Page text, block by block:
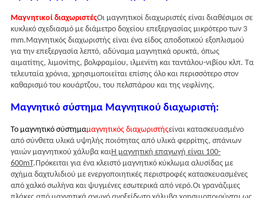
Μαγνητικοί διαχωριστέςΟι μαγνητικοί διαχωριστές είναι διαθέσιμοι σε
κυκλικό σχεδιασμό με διάμετρο δοχείου επεξεργασίας μικρότερο των 3
mm.Μαγνητικός διαχωριστής είναι ένα είδος αποδοτικού εξοπλισμού
για την επεξεργασία λεπτό, αδύναμα μαγνητικά ορυκτά, όπως
αιματίτης, λιμονίτης, βολφραμίου, ιλμενίτη και ταντάλου-νιβίου κλπ. Τα
τελευταία χρόνια, χρησιμοποιείται επίσης όλο και περισσότερο στον
καθαρισμό του κουάρτζου, του πελσπάρου και της νεφλίνης.
Μαγνητικό σύστημα Μαγνητικού διαχωριστή:
Το μαγνητικό σύστημαμαγνητικός διαχωριστήςείναι κατασκευασμένο
από σύνθετα υλικά υψηλής ποιότητας από υλικά φερρίτης, σπάνιων
γαιών μαγνητικού χάλυβα καιΗ μαγνητική επαγωγή είναι 100-
600mT.Πρόκειται για ένα κλειστό μαγνητικό κύκλωμα αλυσίδας με
σχήμα δαχτυλιδιού με ενεργοποιητικές περιστροφές κατασκευασμένες
από χαλκό σωλήνα και ψυγμένες εσωτερικά από νερό.Οι γρανάζιμες